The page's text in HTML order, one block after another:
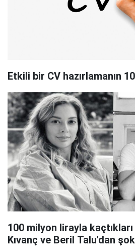
Etkili bir CV hazırlamanın
100 milyon lirayla
Kıvanç ve Beril Talu'dan